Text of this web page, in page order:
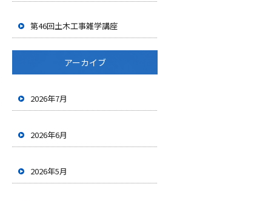
第46回土木工事雑学講座
アーカイブ
2026年7月
2026年6月
2026年5月